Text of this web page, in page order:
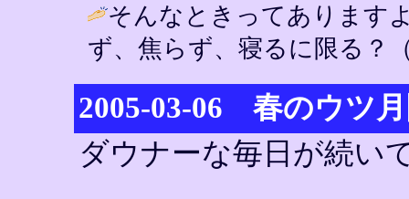
そんなときってあります
ず、焦らず、寝るに限る？
2005-03-06 春のウツ
ダウナーな毎日が続い